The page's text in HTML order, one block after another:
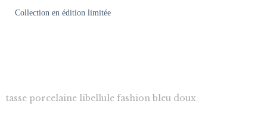
Collection en édition limitée
tasse porcelaine libellule fashion bleu doux